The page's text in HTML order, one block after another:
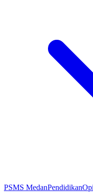
PSMS MedanPendidikan